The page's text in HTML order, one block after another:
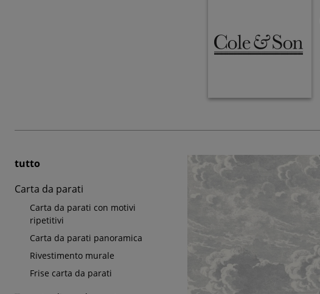
tutto
Carta da parati
Carta da parati con motivi
ripetitivi
Carta da parati panoramica
Rivestimento murale
Frise carta da parati